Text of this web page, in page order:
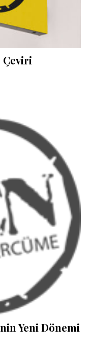
Çeviri
Yeni Dönemi